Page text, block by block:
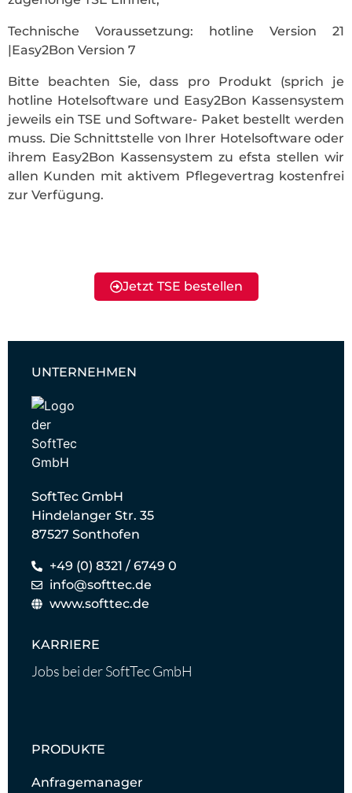
Technische Voraussetzung: hotline Version 21
|Easy2Bon Version 7
Bitte beachten Sie, dass pro Produkt (sprich je
hotline Hotelsoftware und Easy2Bon Kassensystem
jeweils ein TSE und Software- Paket bestellt werden
muss. Die Schnittstelle von Ihrer Hotelsoftware oder
ihrem Easy2Bon Kassensystem zu efsta stellen wir
allen Kunden mit aktivem Pflegevertrag kostenfrei
zur Verfügung.
Jetzt TSE bestellen
UNTERNEHMEN
SoftTec GmbH
Hindelanger Str. 35
87527 Sonthofen
+49 (0) 8321 / 6749 0
info@softtec.de
www.softtec.de
KARRIERE
Jobs bei der SoftTec GmbH
PRODUKTE
Anfragemanager